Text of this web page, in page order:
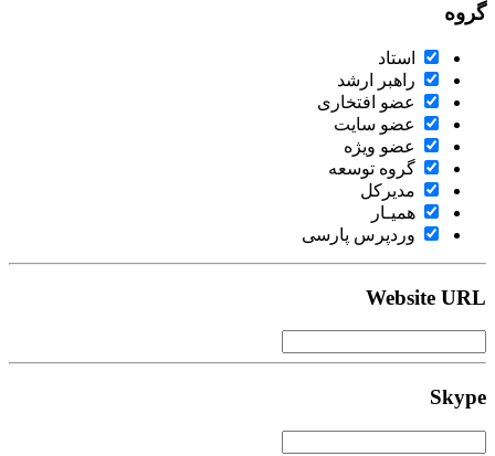
گروه
استاد
راهبر ارشد
عضو افتخاری
عضو سایت
عضو ویژه
گروه توسعه
مدیرکل
همیـار
وردپرس پارسی
Website URL
Skype